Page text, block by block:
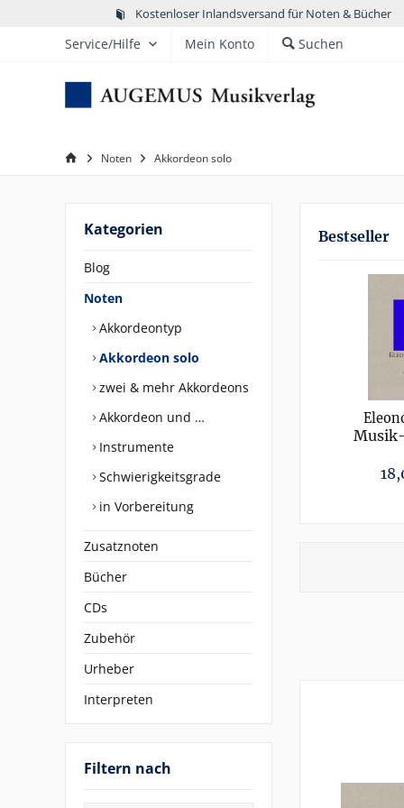
Kostenloser Inlandsversand für Noten & Bücher
Service/Hilfe Mein Konto Suchen
Noten Akkordeon solo
Kategorien
Blog
Noten
Akkordeontyp
Akkordeon solo
zwei & mehr Akkordeons
Akkordeon und …
Instrumente
Schwierigkeitsgrade
in Vorbereitung
Zusatznoten
Bücher
CDs
Zubehör
Urheber
Interpreten
Filtern nach
Bestseller